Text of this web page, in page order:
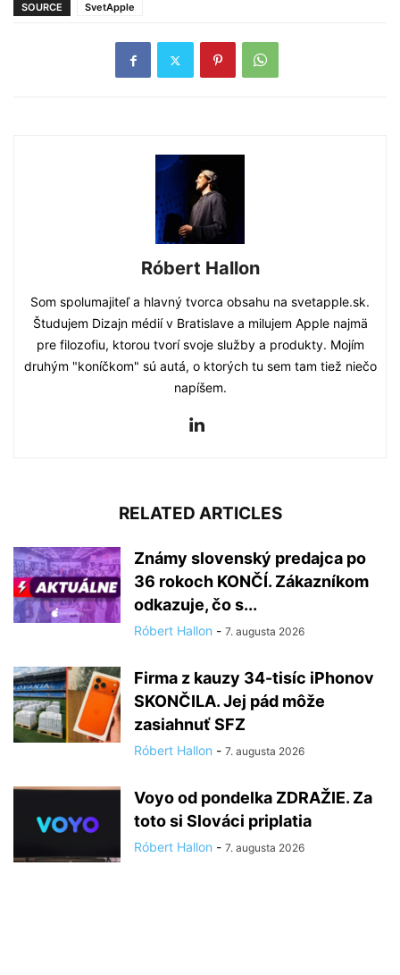
SOURCE SvetApple
Róbert Hallon
Som spolumajiteľ a hlavný tvorca obsahu na svetapple.sk.
Študujem Dizajn médií v Bratislave a milujem Apple najmä
pre filozofiu, ktorou tvorí svoje služby a produkty. Mojím
druhým "koníčkom" sú autá, o ktorých tu sem tam tiež niečo
napíšem.
RELATED ARTICLES
Známy slovenský predajca po
36 rokoch KONČÍ. Zákazníkom
odkazuje, čo s...
Róbert Hallon - 7. augusta 2026
Firma z kauzy 34-tisíc iPhonov
SKONČILA. Jej pád môže
zasiahnuť SFZ
Róbert Hallon - 7. augusta 2026
Voyo od pondelka ZDRAŽIE. Za
toto si Slováci priplatia
Róbert Hallon - 7. augusta 2026